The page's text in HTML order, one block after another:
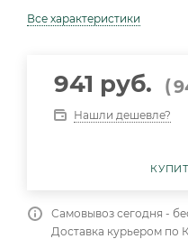
Все характеристики
941 руб. (
Нашли дешевле?
Самовывоз сегодня -
Доставка курьером по